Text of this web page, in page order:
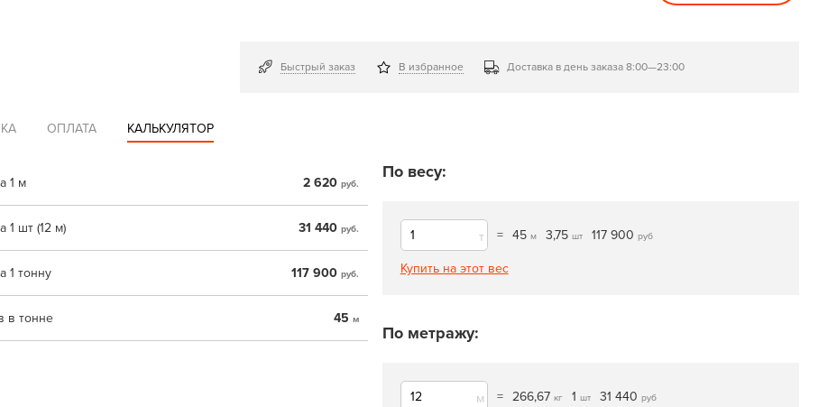
Быстрый заказ В избранное Доставка в день заказа 8:00—23:00
ОПЛАТА КАЛЬКУЛЯТОР
1 м 2 620руб.
1 шт (12 м) 31 440руб.
1 тонну 117 900руб.
в тонне 45м
По весу:
т = 45 м 3,75 шт 117 900 руб
Купить на этот вес
По метражу:
м = 266,67 кг 1 шт 31 440 руб